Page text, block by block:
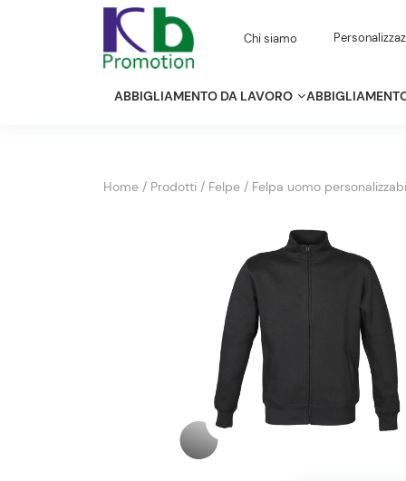
Chi siamo
ABBIGLIAMENTO DA LAVORO
Home / Prodotti / Felpe / Felpa uomo